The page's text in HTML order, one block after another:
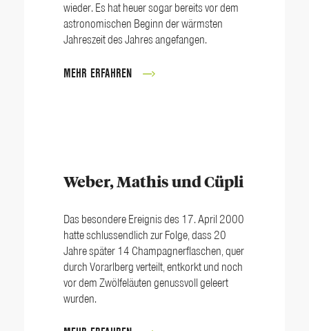
wieder. Es hat heuer sogar bereits vor dem
astronomischen Beginn der wärmsten
Jahreszeit des Jahres angefangen.
MEHR ERFAHREN
Weber, Mathis und Cüpli
Das besondere Ereignis des 17. April 2000
hatte schlussendlich zur Folge, dass 20
Jahre später 14 Champagnerflaschen, quer
durch Vorarlberg verteilt, entkorkt und noch
vor dem Zwölfeläuten genussvoll geleert
wurden.